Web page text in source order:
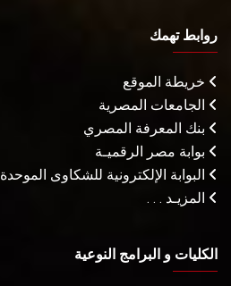
روابط تهمك
خريطة الموقع
الجامعات المصرية
بنك المعرفة المصري
بوابة مصر الرقميـة
البوابة الإلكترونية للشكاوى الموحدة
المزيـد . . .
الكليات و البرامج النوعية